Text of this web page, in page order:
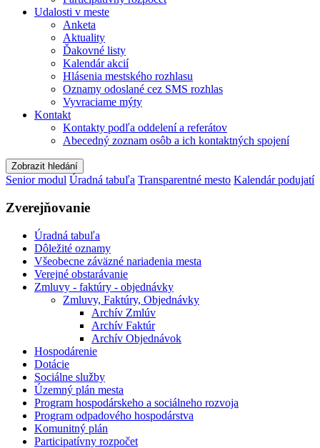
Udalosti v meste
Anketa
Aktuality
Ďakovné listy
Kalendár akcií
Hlásenia mestského rozhlasu
Oznamy odoslané cez SMS rozhlas
Vyvraciame mýty
Kontakt
Kontakty podľa oddelení a referátov
Abecedný zoznam osôb a ich kontaktných spojení
Zobrazit hledání
Senior modul Úradná tabuľa Transparentné mesto Kalendár podujatí
Zverejňovanie
Úradná tabuľa
Dôležité oznamy
Všeobecne záväzné nariadenia mesta
Verejné obstarávanie
Zmluvy - faktúry - objednávky
Zmluvy, Faktúry, Objednávky
Archív Zmlúv
Archív Faktúr
Archív Objednávok
Hospodárenie
Dotácie
Sociálne služby
Územný plán mesta
Program hospodárskeho a sociálneho rozvoja
Program odpadového hospodárstva
Komunitný plán
Participatívny rozpočet